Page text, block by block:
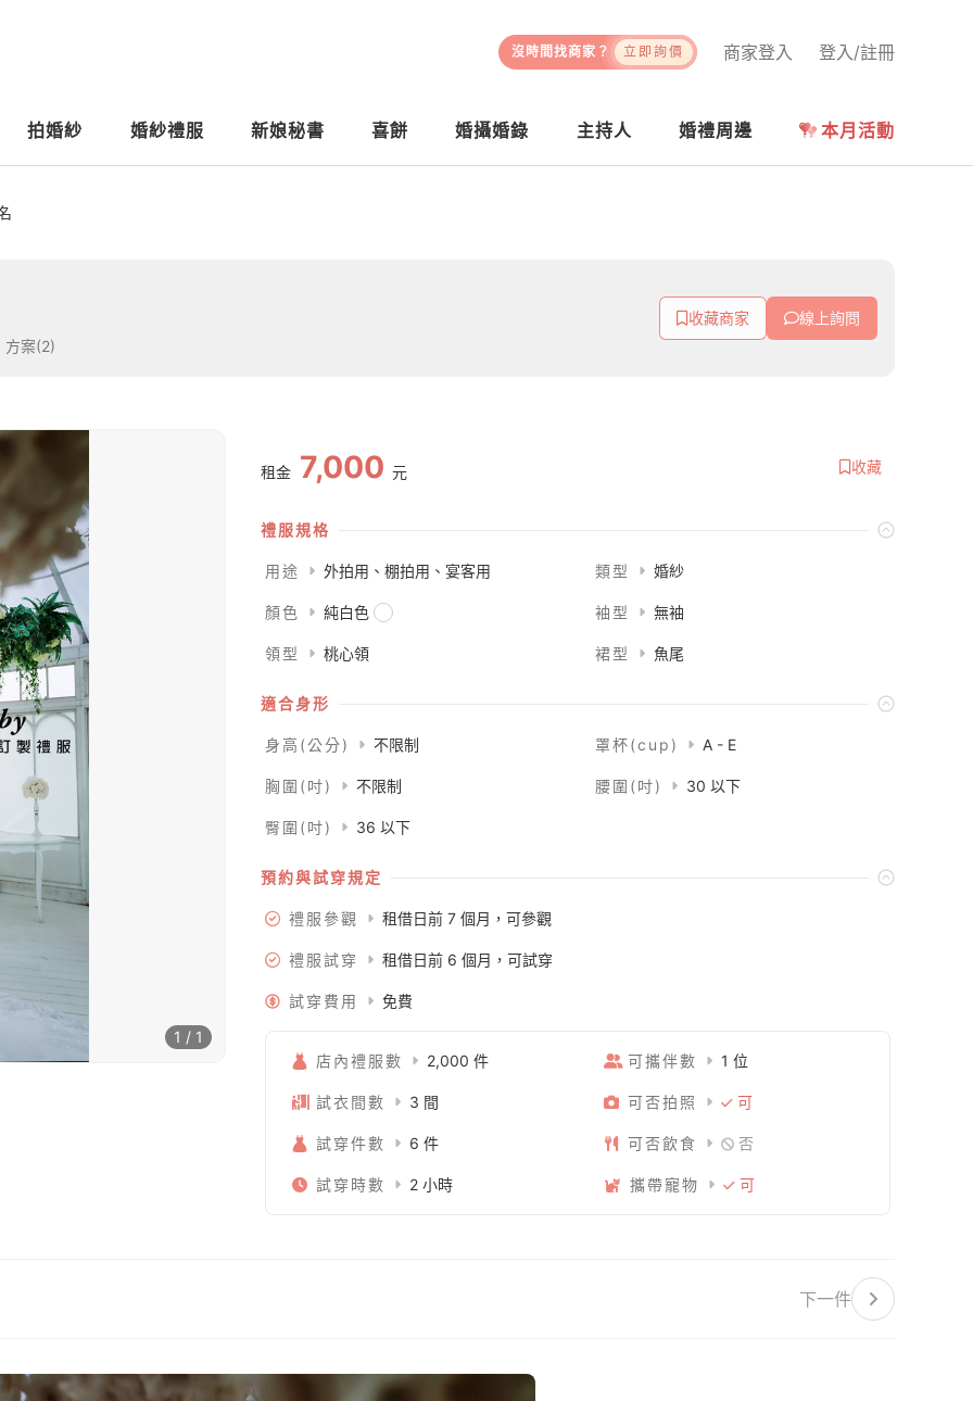
登入/註冊
商家登入
沒時間找商家？ 立即詢價
拍婚紗 婚紗禮服 新娘秘書 喜餅 婚攝婚錄 主持人 婚禮周邊 本月活動
方案(2)
收藏商家 線上詢問
1 / 1
租金 7,000 元 收藏
禮服規格
用途 外拍用、棚拍用、宴客用 類型 婚紗
顏色 純白色 袖型 無袖
領型 桃心領 裙型 魚尾
適合身形
身高(公分) 不限制 罩杯(cup) A - E
胸圍(吋) 不限制 腰圍(吋) 30 以下
臀圍(吋) 36 以下
預約與試穿規定
禮服參觀 租借日前 7 個月，可參觀
禮服試穿 租借日前 6 個月，可試穿
試穿費用 免費
店內禮服數 2,000 件
試衣間數 3 間
試穿件數 6 件
試穿時數 2 小時
可攜伴數 1 位
可否拍照 可
可否飲食 否
攜帶寵物 可
下一件